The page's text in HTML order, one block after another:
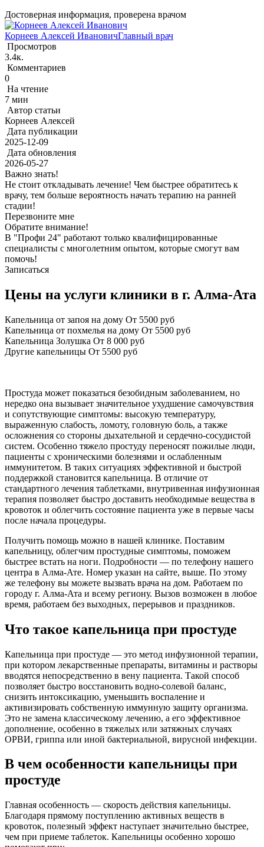
Достоверная информация, проверена врачом
Корнеев Алексей ИвановичГлавный врач
Просмотров
3.4к.
Комментариев
0
На чтение
7 мин
Автор статьи
Корнеев Алексей
Дата публикации
2025-12-09
Дата обновления
2026-05-27
Важно знать!
Не стоит откладывать лечение! Чем быстрее обратитесь к
врачу, тем больше вероятность начать терапию на ранней
стадии!
Перезвоните мне
Обратите внимание!
В "Профи 24" работают только квалифицированные
специалисты с многолетним опытом, которые смогут вам
помочь!
Записаться
Цены на услуги клиники в г. Алма-Ата
Капельница от запоя на дому От 5500 руб
Капельница от похмелья на дому От 5500 руб
Капельница Золушка От 8 000 руб
Другие капельницы От 5500 руб
Простуда может показаться безобидным заболеванием, но
нередко она вызывает значительное ухудшение самочувствия
и сопутствующие симптомы: высокую температуру,
выраженную слабость, ломоту, головную боль, а также
осложнения со стороны дыхательной и сердечно-сосудистой
систем. Особенно тяжело простуду переносят пожилые люди,
пациенты с хроническими болезнями и ослабленным
иммунитетом. В таких ситуациях эффективной и быстрой
поддержкой становится капельница. В отличие от
стандартного лечения таблетками, внутривенная инфузионная
терапия позволяет быстро доставить необходимые вещества в
кровоток и облегчить состояние пациента уже в первые часы
после начала процедуры.
Получить помощь можно в нашей клинике. Поставим
капельницу, облегчим простудные симптомы, поможем
быстрее встать на ноги. Подробности — по телефону нашего
центра в Алма-Ате. Номер указан на сайте, выше. По этому
же телефону вы можете вызвать врача на дом. Работаем по
городу г. Алма-Ата и всему региону. Вызов возможен в любое
время, работаем без выходных, перерывов и праздников.
Что такое капельница при простуде
Капельница при простуде — это метод инфузионной терапии,
при котором лекарственные препараты, витамины и растворы
вводятся непосредственно в вену пациента. Такой способ
позволяет быстро восстановить водно-солевой баланс,
снизить интоксикацию, уменьшить воспаление и
активизировать собственную иммунную защиту организма.
Это не замена классическому лечению, а его эффективное
дополнение, особенно в тяжелых или затяжных случаях
ОРВИ, гриппа или иной бактериальной, вирусной инфекции.
В чем особенности капельницы при
простуде
Главная особенность — скорость действия капельницы.
Благодаря прямому поступлению активных веществ в
кровоток, полезный эффект наступает значительно быстрее,
чем при приеме таблеток. Капельницы особенно хорошо